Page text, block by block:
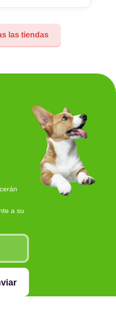
las tiendas
a su